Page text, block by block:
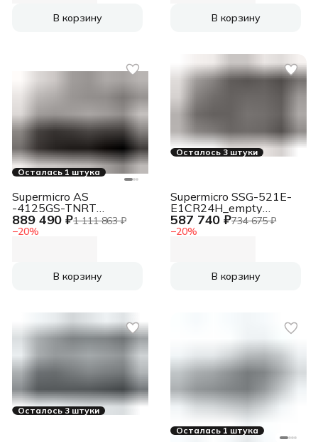
В корзину
HDD(8)LFF/2x1GbE/
В корзину
Осталась 1 штука
889 490 ₽1 111 863 ₽
−20%
Supermicro AS
-4125GS-TNRT
Серверная платформа
GPU A+ 4U
В корзину
Осталось 3 штуки
587 740 ₽734 675 ₽
−20%
Supermicro SSG-521E-
E1CR24H_empty
Серверная платформа
SuperStorage
В корзину
Осталось 3 штуки
Осталась 1 штука